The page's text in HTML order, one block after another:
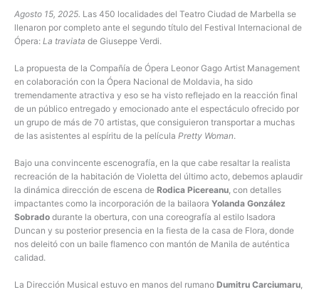
Agosto 15, 2025. Las 450 localidades del Teatro Ciudad de Marbella se
llenaron por completo ante el segundo título del Festival Internacional de
Ópera: La traviata de Giuseppe Verdi.
La propuesta de la Compañía de Ópera Leonor Gago Artist Management
en colaboración con la Ópera Nacional de Moldavia, ha sido
tremendamente atractiva y eso se ha visto reflejado en la reacción final
de un público entregado y emocionado ante el espectáculo ofrecido por
un grupo de más de 70 artistas, que consiguieron transportar a muchas
de las asistentes al espíritu de la película Pretty Woman.
Bajo una convincente escenografía, en la que cabe resaltar la realista
recreación de la habitación de Violetta del último acto, debemos aplaudir
la dinámica dirección de escena de Rodica Picereanu, con detalles
impactantes como la incorporación de la bailaora Yolanda González
Sobrado durante la obertura, con una coreografía al estilo Isadora
Duncan y su posterior presencia en la fiesta de la casa de Flora, donde
nos deleitó con un baile flamenco con mantón de Manila de auténtica
calidad.
La Dirección Musical estuvo en manos del rumano Dumitru Carciumaru,